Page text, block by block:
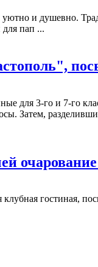
и душевно.
пап ...
для 3-го и 7-го
Затем,
клубная гостиная,